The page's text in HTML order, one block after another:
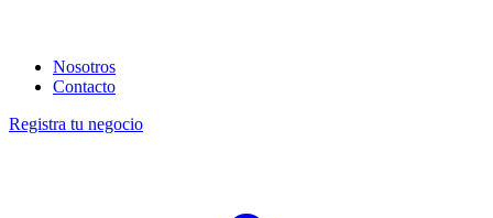
Nosotros
Contacto
Registra tu negocio